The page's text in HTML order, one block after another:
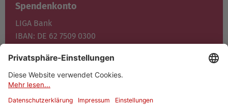
Spendenkonto
LIGA Bank
IBAN: DE 62 7509 0300
BIC: GENO DE F1M05
Jetzt spenden